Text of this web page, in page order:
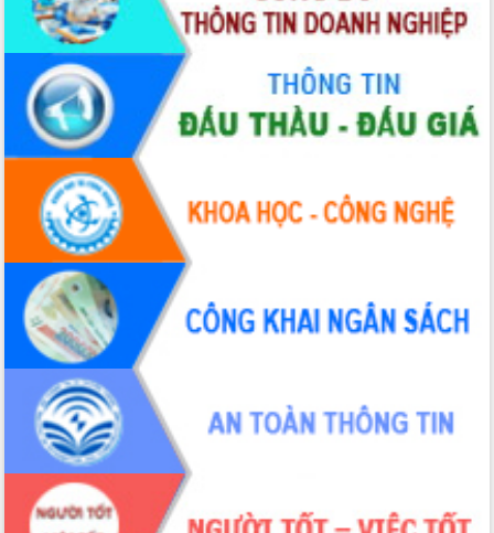
Đắk Lắk tập trung toàn lực khắc phục
tồn tại IUU, sẵn sàng làm việc với
Đoàn thanh tra EC
Chủ tịch UBND tỉnh Tạ Anh Tuấn thăm,
chúc mừng các bệnh viện nhân Ngày
Thầy thuốc Việt Nam
Rộn ràng lễ hội truyền thống Sông
nước Đà Nông lần thứ I năm 2026
Kỳ họp Chuyên đề lần thứ Năm, HĐND
tỉnh Đắk Lắk thông qua các nghị quyết
quan trọng
Thống nhất danh sách giới thiệu ứng
cử đại biểu Quốc hội khoá XVI và đại
biểu HĐND tỉnh Đắk Lắk, nhiệm kỳ
2026-2031
Phát động hai phong trào thi đua quan
trọng trong kỷ nguyên mới
Hội nghị lần thứ tư Ban Chỉ đạo công
tác bầu cử tỉnh Đắk Lắk
Hội nghị Báo cáo viên Trung ương
tháng 01/2026
Phó Thủ tướng Hồ Quốc Dũng đánh giá